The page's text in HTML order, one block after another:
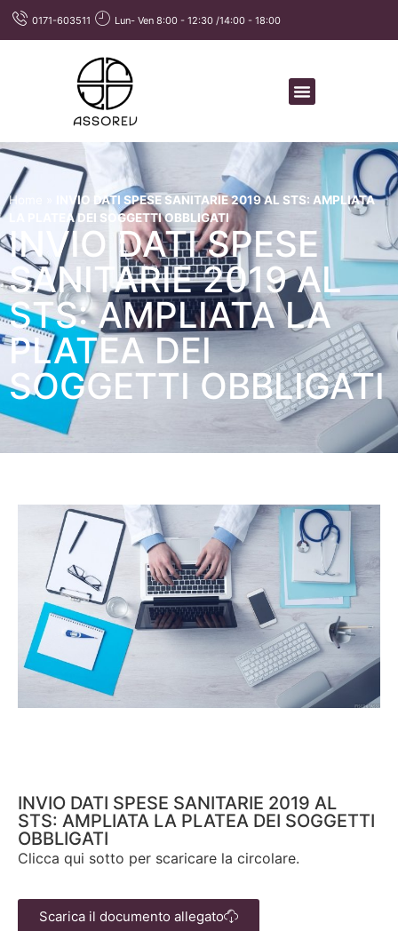
0171-603511 Lun- Ven 8:00 - 12:30 /14:00 - 18:00
Home
INVIO DATI SPESE SANITARIE 2019 AL STS: AMPLIATA
LA PLATEA DEI SOGGETTI OBBLIGATI
INVIO DATI SPESE
SANITARIE 2019 AL
STS: AMPLIATA LA
PLATEA DEI
SOGGETTI OBBLIGATI
INVIO DATI SPESE SANITARIE 2019 AL
STS: AMPLIATA LA PLATEA DEI SOGGETTI
OBBLIGATI
Clicca qui sotto per scaricare la circolare.
Scarica il documento allegato